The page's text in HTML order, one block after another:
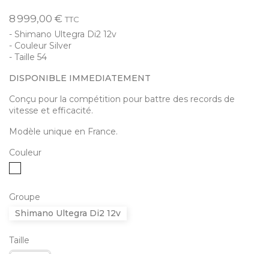
8 999,00 € TTC
- Shimano Ultegra Di2 12v
- Couleur Silver
- Taille 54
DISPONIBLE IMMEDIATEMENT
Conçu pour la compétition pour battre des records de
vitesse et efficacité.
Modèle unique en France.
Couleur
Groupe
Shimano Ultegra Di2 12v
Taille